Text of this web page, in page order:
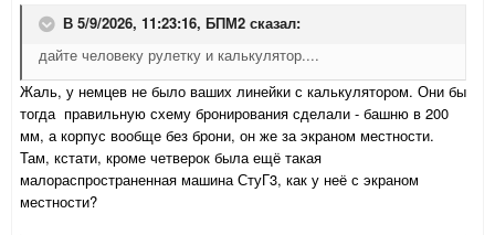
В 5/9/2026, 11:23:16, БПМ2 сказал:
дайте человеку рулетку и калькулятор....
Жаль, у немцев не было ваших линейки с калькулятором. Они бы
тогда правильную схему бронирования сделали - башню в 200
мм, а корпус вообще без брони, он же за экраном местности.
Там, кстати, кроме четверок была ещё такая
малораспространенная машина СтуГ3, как у неё с экраном
местности?